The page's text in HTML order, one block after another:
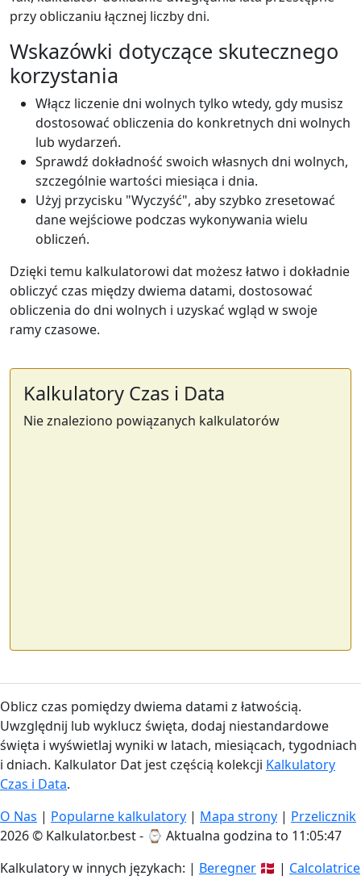
przy obliczaniu łącznej liczby dni.
Wskazówki dotyczące skutecznego
korzystania
Włącz liczenie dni wolnych tylko wtedy, gdy musisz
dostosować obliczenia do konkretnych dni wolnych
lub wydarzeń.
Sprawdź dokładność swoich własnych dni wolnych,
szczególnie wartości miesiąca i dnia.
Użyj przycisku "Wyczyść", aby szybko zresetować
dane wejściowe podczas wykonywania wielu
obliczeń.
Dzięki temu kalkulatorowi dat możesz łatwo i dokładnie
obliczyć czas między dwiema datami, dostosować
obliczenia do dni wolnych i uzyskać wgląd w swoje
ramy czasowe.
Kalkulatory Czas i Data
Nie znaleziono powiązanych kalkulatorów
Oblicz czas pomiędzy dwiema datami z łatwością.
Uwzględnij lub wyklucz święta, dodaj niestandardowe
święta i wyświetlaj wyniki w latach, miesiącach, tygodniach
i dniach. Kalkulator Dat jest częścią kolekcji Kalkulatory
Czas i Data.
O Nas | Popularne kalkulatory | Mapa strony | Przelicznik
2026 © Kalkulator.best - ⌚ Aktualna godzina to 11:05:47
Kalkulatory w innych językach: | Beregner 🇩🇰 | Calcolatrice